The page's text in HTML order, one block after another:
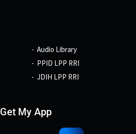
Audio Library
PPID LPP RRI
JDIH LPP RRI
Get My App